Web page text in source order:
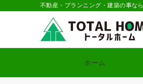
不動産・プランニング・建築の事なら
ホーム